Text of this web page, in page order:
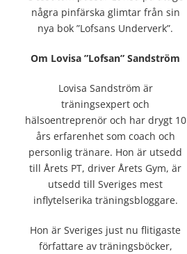
några pinfärska glimtar från sin
nya bok ”Lofsans Underverk”.
Om Lovisa ”Lofsan” Sandström
Lovisa Sandström är
träningsexpert och
hälsoentreprenör och har drygt 10
års erfarenhet som coach och
personlig tränare. Hon är utsedd
till Årets PT, driver Årets Gym, är
utsedd till Sveriges mest
inflytelserika träningsbloggare.
Hon är Sveriges just nu flitigaste
författare av träningsböcker,